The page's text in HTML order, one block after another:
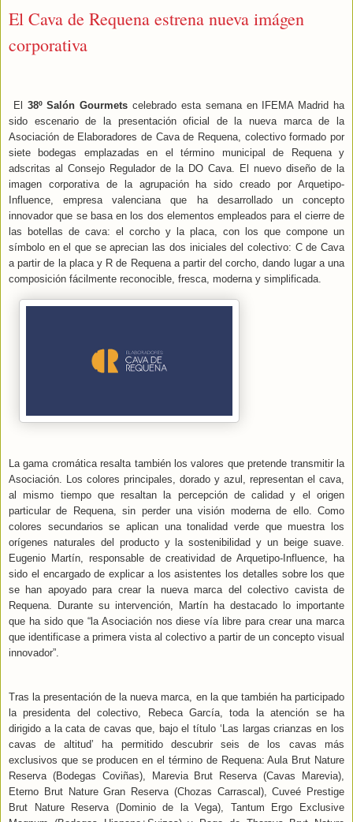
El Cava de Requena estrena nueva imágen
corporativa
El 38º Salón Gourmetscelebrado esta semana en IFEMA Madrid ha
sido escenario de la presentación oficial de la nueva marca de la
Asociación de Elaboradores de Cava de Requena, colectivo formado por
siete bodegas emplazadas en el término municipal de Requena y
adscritas al Consejo Regulador de la DO Cava. El nuevo diseño de la
imagen corporativa de la agrupación ha sido creado por Arquetipo-
Influence, empresa valenciana que ha desarrollado un concepto
innovador que se basa en los dos elementos empleados para el cierre de
las botellas de cava: el corcho y la placa, con los que compone un
símbolo en el que se aprecian las dos iniciales del colectivo: C de Cava
a partir de la placa y R de Requena a partir del corcho, dando lugar a una
composición fácilmente reconocible, fresca, moderna y simplificada.
La gama cromática resalta también los valores que pretende transmitir la
Asociación. Los colores principales, dorado y azul, representan el cava,
al mismo tiempo que resaltan la percepción de calidad y el origen
particular de Requena, sin perder una visión moderna de ello. Como
colores secundarios se aplican una tonalidad verde que muestra los
orígenes naturales del producto y la sostenibilidad y un beige suave.
Eugenio Martín, responsable de creatividad de Arquetipo-Influence, ha
sido el encargado de explicar a los asistentes los detalles sobre los que
se han apoyado para crear la nueva marca del colectivo cavista de
Requena. Durante su intervención, Martín ha destacado lo importante
que ha sido que “la Asociación nos diese vía libre para crear una marca
que identificase a primera vista al colectivo a partir de un concepto visual
innovador”.
Tras la presentación de la nueva marca, en la que también ha participado
la presidenta del colectivo, Rebeca García, toda la atención se ha
dirigido a la cata de cavas que, bajo el título ‘Las largas crianzas en los
cavas de altitud’ ha permitido descubrir seis de los cavas más
exclusivos que se producen en el término de Requena: Aula Brut Nature
Reserva (Bodegas Coviñas), Marevia Brut Reserva (Cavas Marevia),
Eterno Brut Nature Gran Reserva (Chozas Carrascal), Cuveé Prestige
Brut Nature Reserva (Dominio de la Vega), Tantum Ergo Exclusive